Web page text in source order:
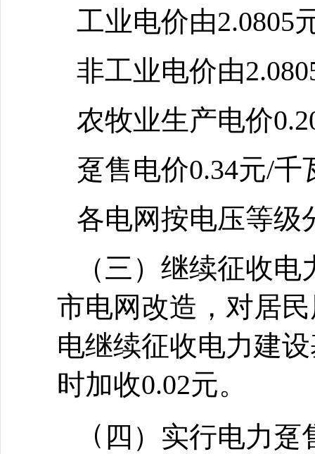
工业电价由2.0805
非工业电价由
农牧业生产电价
趸售电价0.34元/千
各电网按电压等级
（三）继续征收
市电网改造，对居
电继续征收电力建
时加收0.02元。
（ 四）实行电力